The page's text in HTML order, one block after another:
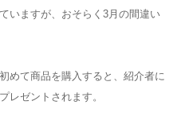
いますが、おそらく3月の間違い
めて商品を購入すると、紹介者に
レゼントされます。